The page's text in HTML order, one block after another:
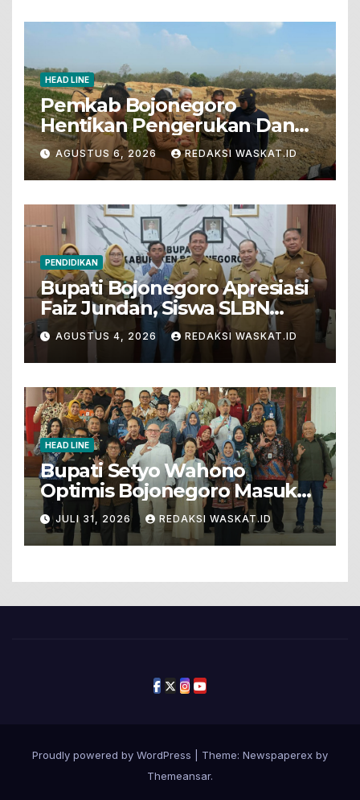
HEAD LINE
Pemkab Bojonegoro
Hentikan Pengerukan Dan
Penjualan Tanah Dari Lahan
Pertanian
AGUSTUS 6, 2026 REDAKSI WASKAT.ID
PENDIDIKAN
Bupati Bojonegoro Apresiasi
Faiz Jundan, Siswa SLBN
Gunungsari Baureno Masuk
LKS Diksus Tingkat Nasional
AGUSTUS 4, 2026 REDAKSI WASKAT.ID
HEAD LINE
Bupati Setyo Wahono
Optimis Bojonegoro Masuk
Unesco Global Geopark
JULI 31, 2026 REDAKSI WASKAT.ID
Proudly powered by WordPress
Theme: Newspaperex by
Themeansar.